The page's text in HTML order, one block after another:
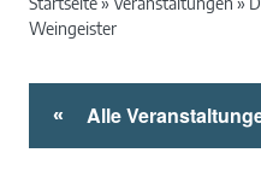
Weingeister
« Alle